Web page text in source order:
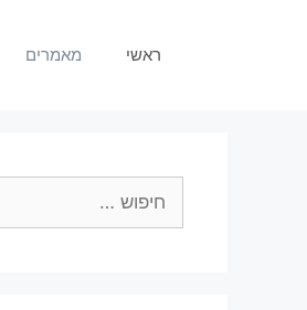
ראשי מאמרים